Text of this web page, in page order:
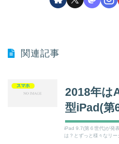
関連記事
スマホ
2018年は
型iPad(第
iPad 9.7(第６世代)が発
は？とずっと様々なリー